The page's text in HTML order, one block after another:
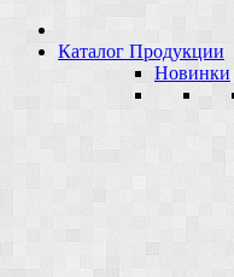
Каталог Продукции
Новинки